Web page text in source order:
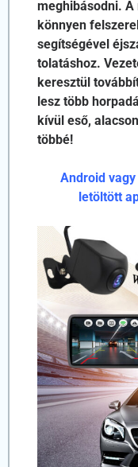
meghibásodni.
könnyen
segítségével
tolatáshoz.
keresztül
lesz több
kívül eső,
többé!
Android
letöltött